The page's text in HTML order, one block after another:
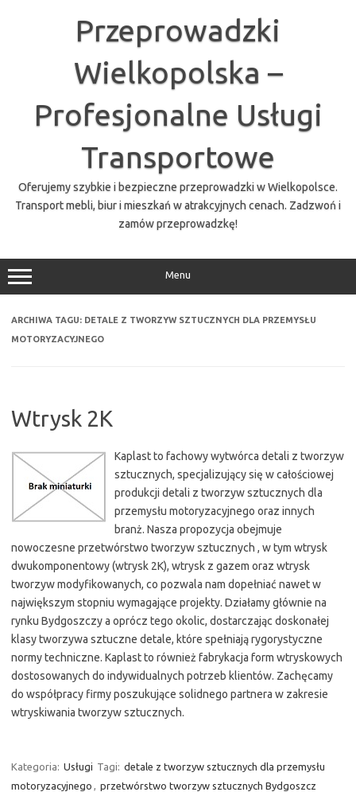
Przeprowadzki
Wielkopolska –
Profesjonalne Usługi
Transportowe
Oferujemy szybkie i bezpieczne przeprowadzki w Wielkopolsce.
Transport mebli, biur i mieszkań w atrakcyjnych cenach. Zadzwoń i
zamów przeprowadzkę!
Menu
ARCHIWA TAGU: DETALE Z TWORZYW SZTUCZNYCH DLA PRZEMYSŁU
MOTORYZACYJNEGO
Wtrysk 2K
Kaplast to fachowy wytwórca detali z tworzyw
sztucznych, specjalizujący się w całościowej
produkcji detali z tworzyw sztucznych dla
przemysłu motoryzacyjnego oraz innych
branż. Nasza propozycja obejmuje
nowoczesne przetwórstwo tworzyw sztucznych , w tym wtrysk
dwukomponentowy (wtrysk 2K), wtrysk z gazem oraz wtrysk
tworzyw modyfikowanych, co pozwala nam dopełniać nawet w
największym stopniu wymagające projekty. Działamy głównie na
rynku Bydgoszczy a oprócz tego okolic, dostarczając doskonałej
klasy tworzywa sztuczne detale, które spełniają rygorystyczne
normy techniczne. Kaplast to również fabrykacja form wtryskowych
dostosowanych do indywidualnych potrzeb klientów. Zachęcamy
do współpracy firmy poszukujące solidnego partnera w zakresie
wtryskiwania tworzyw sztucznych.
Kategoria: Usługi Tagi: detale z tworzyw sztucznych dla przemysłu
motoryzacyjnego , przetwórstwo tworzyw sztucznych Bydgoszcz